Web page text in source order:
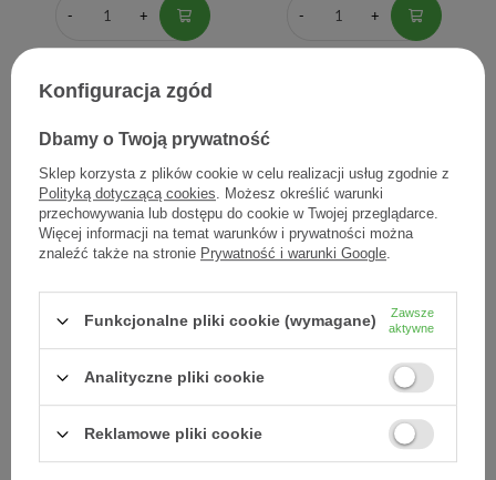
DAX SUN, emulsja
SPF 50, 50 ml
16,80 zł
0,34 zł / szt.
DERMEDIC Sunbrella
SPF 50 od 1. miesiąca życia
z prekursorem witaminy
82,50 zł
0,83 zł / szt.
Konfiguracja zgód
Dbamy o Twoją prywatność
Sklep korzysta z plików cookie w celu realizacji usług zgodnie z
Polityką dotyczącą cookies. Możesz określić warunki
przechowywania lub dostępu do cookie w Twojej przeglądarce.
Więcej informacji na temat warunków i prywatności można
znaleźć także na stronie Prywatność i warunki Google.
Funkcjonalne pliki cookie (wymagane)
Zawsze
aktywne
Analityczne pliki cookie
Reklamowe pliki cookie